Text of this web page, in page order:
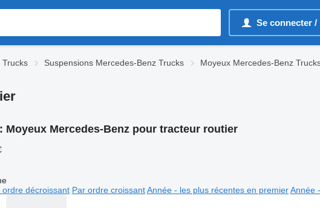
Se connecter
Trucks Suspensions Mercedes-Benz Trucks Moyeux Mercedes-Benz
Moyeux Mercedes-Benz pour tracteur routier
ordre décroissant Par ordre croissant Année - les plus récentes en premier Année